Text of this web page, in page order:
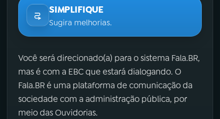
SIMPLIFIQUE
Sugira melhorias.
Você será direcionado(a) para o sistema Fala.BR,
mas é com a EBC que estará dialogando. O
Fala.BR é uma plataforma de comunicação da
sociedade com a administração pública, por
meio das Ouvidorias.